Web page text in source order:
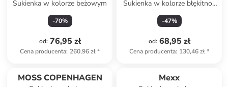
Sukienka w kolorze beżowym
-70%
od: 76,95 zł
Cena producenta: 260,96 zł*
Sukienka w kolorze błękitno-
pomarańczowo-białym
-47%
od: 68,95 zł
Cena producenta: 130,46 zł*
MOSS COPENHAGEN Mexx